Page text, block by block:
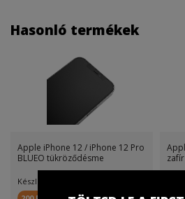
Hasonló termékek
Apple iPhone 12 / iPhone 12 Pro
BLUEO tükröződésme
Készletinfó: